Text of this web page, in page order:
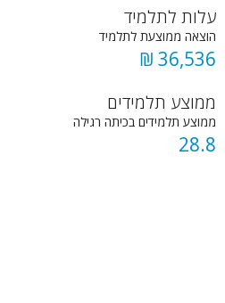
עלות לתלמיד
הוצאה ממוצעת לתלמיד
36,536 ₪
ממוצע תלמידים
ממוצע תלמידים בכיתה רגילה
28.8